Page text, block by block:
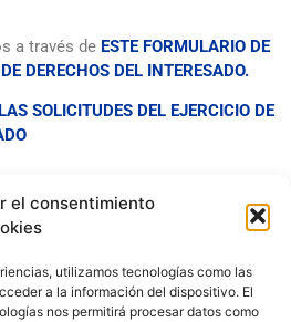
el consentimiento
utilizamos tecnologías como las
a la información del dispositivo. El
nos permitirá procesar datos como
a través de ESTE FORMULARIO DE
DERECHOS DEL INTERESADO.
SOLICITUDES DEL EJERCICIO DE